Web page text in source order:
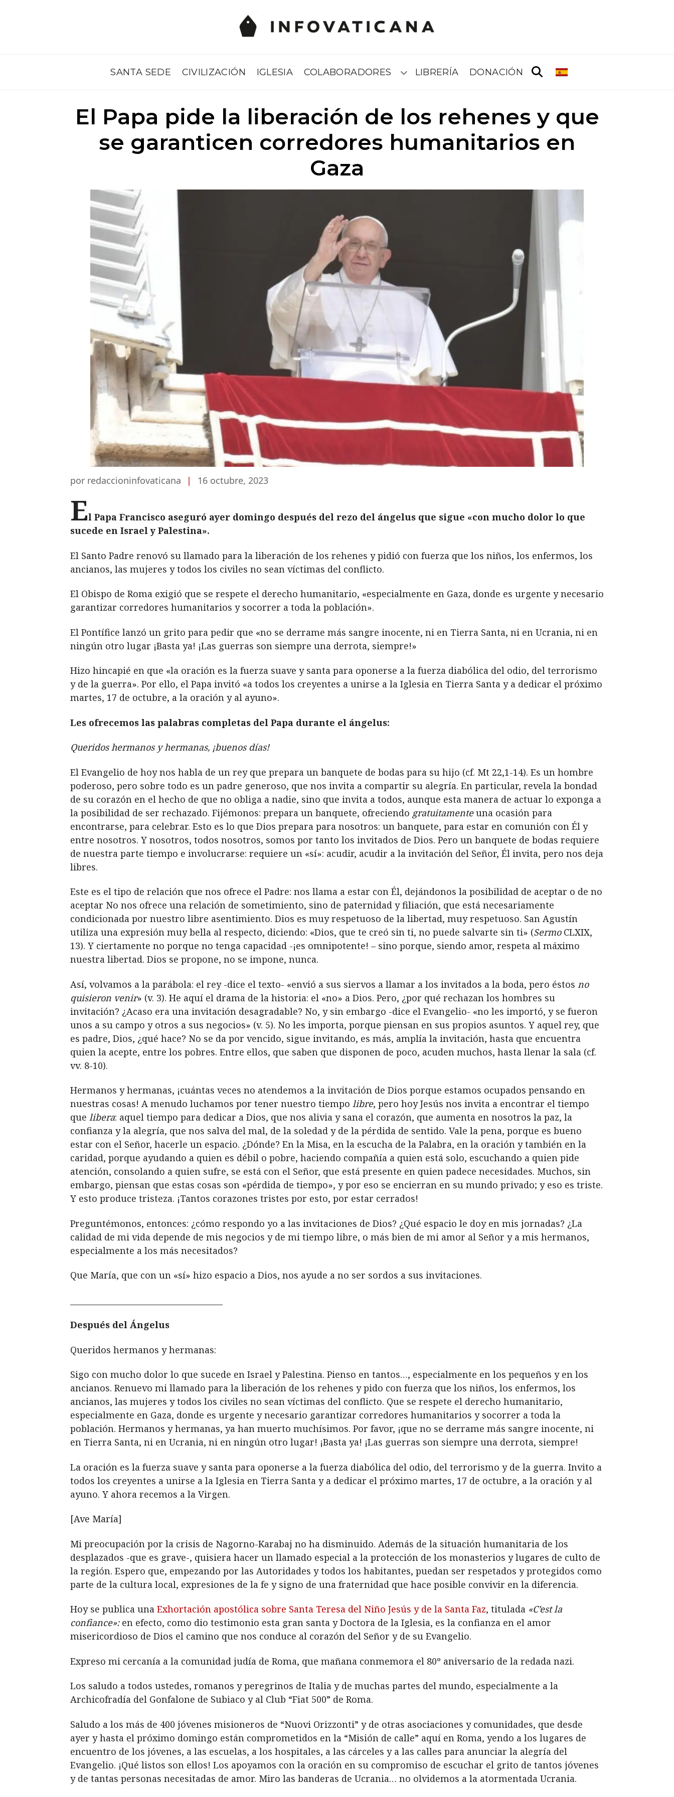
SANTA SEDE CIVILIZACIÓN IGLESIA COLABORADORES Submenú
LIBRERÍA DONACIÓN
El Papa pide la liberación de los rehenes y que
se garanticen corredores humanitarios en
Gaza
por redaccioninfovaticana | 16 octubre, 2023
El Papa Francisco aseguró ayer domingo después del rezo del ángelus que sigue «con mucho dolor lo que
sucede en Israel y Palestina».
El Santo Padre renovó su llamado para la liberación de los rehenes y pidió con fuerza que los niños, los enfermos, los
ancianos, las mujeres y todos los civiles no sean víctimas del conflicto.
El Obispo de Roma exigió que se respete el derecho humanitario, «especialmente en Gaza, donde es urgente y necesario
garantizar corredores humanitarios y socorrer a toda la población».
El Pontífice lanzó un grito para pedir que «no se derrame más sangre inocente, ni en Tierra Santa, ni en Ucrania, ni en
ningún otro lugar ¡Basta ya! ¡Las guerras son siempre una derrota, siempre!»
Hizo hincapié en que «la oración es la fuerza suave y santa para oponerse a la fuerza diabólica del odio, del terrorismo
y de la guerra». Por ello, el Papa invitó «a todos los creyentes a unirse a la Iglesia en Tierra Santa y a dedicar el próximo
martes, 17 de octubre, a la oración y al ayuno».
Les ofrecemos las palabras completas del Papa durante el ángelus:
Queridos hermanos y hermanas, ¡buenos días!
El Evangelio de hoy nos habla de un rey que prepara un banquete de bodas para su hijo (cf. Mt 22,1-14). Es un hombre
poderoso, pero sobre todo es un padre generoso, que nos invita a compartir su alegría. En particular, revela la bondad
de su corazón en el hecho de que no obliga a nadie, sino que invita a todos, aunque esta manera de actuar lo exponga a
la posibilidad de ser rechazado. Fijémonos: prepara un banquete, ofreciendo gratuitamenteuna ocasión para
encontrarse, para celebrar. Esto es lo que Dios prepara para nosotros: un banquete, para estar en comunión con Él y
entre nosotros. Y nosotros, todos nosotros, somos por tanto los invitados de Dios. Pero un banquete de bodas requiere
de nuestra parte tiempo e involucrarse: requiere un «sí»: acudir, acudir a la invitación del Señor, Él invita, pero nos deja
libres.
Este es el tipo de relación que nos ofrece el Padre: nos llama a estar con Él, dejándonos la posibilidad de aceptar o de no
aceptar No nos ofrece una relación de sometimiento, sino de paternidad y filiación, que está necesariamente
condicionada por nuestro libre asentimiento. Dios es muy respetuoso de la libertad, muy respetuoso. San Agustín
utiliza una expresión muy bella al respecto, diciendo: «Dios, que te creó sin ti, no puede salvarte sin ti» (SermoCLXIX,
13). Y ciertamente no porque no tenga capacidad -¡es omnipotente! – sino porque, siendo amor, respeta al máximo
nuestra libertad. Dios se propone, no se impone, nunca.
Así, volvamos a la parábola: el rey -dice el texto- «envió a sus siervos a llamar a los invitados a la boda, pero éstos no
quisieron venir» (v. 3). He aquí el drama de la historia: el «no» a Dios. Pero, ¿por qué rechazan los hombres su
invitación? ¿Acaso era una invitación desagradable? No, y sin embargo -dice el Evangelio- «no les importó, y se fueron
unos a su campo y otros a sus negocios» (v. 5). No les importa, porque piensan en sus propios asuntos. Y aquel rey, que
es padre, Dios, ¿qué hace? No se da por vencido, sigue invitando, es más, amplía la invitación, hasta que encuentra
quien la acepte, entre los pobres. Entre ellos, que saben que disponen de poco, acuden muchos, hasta llenar la sala (cf.
vv. 8-10).
Hermanos y hermanas, ¡cuántas veces no atendemos a la invitación de Dios porque estamos ocupados pensando en
nuestras cosas! A menudo luchamos por tener nuestro tiempo libre, pero hoy Jesús nos invita a encontrar el tiempo
que libera: aquel tiempo para dedicar a Dios, que nos alivia y sana el corazón, que aumenta en nosotros la paz, la
confianza y la alegría, que nos salva del mal, de la soledad y de la pérdida de sentido. Vale la pena, porque es bueno
estar con el Señor, hacerle un espacio. ¿Dónde? En la Misa, en la escucha de la Palabra, en la oración y también en la
caridad, porque ayudando a quien es débil o pobre, haciendo compañía a quien está solo, escuchando a quien pide
atención, consolando a quien sufre, se está con el Señor, que está presente en quien padece necesidades. Muchos, sin
embargo, piensan que estas cosas son «pérdida de tiempo», y por eso se encierran en su mundo privado; y eso es triste.
Y esto produce tristeza. ¡Tantos corazones tristes por esto, por estar cerrados!
Preguntémonos, entonces: ¿cómo respondo yo a las invitaciones de Dios? ¿Qué espacio le doy en mis jornadas? ¿La
calidad de mi vida depende de mis negocios y de mi tiempo libre, o más bien de mi amor al Señor y a mis hermanos,
especialmente a los más necesitados?
Que María, que con un «sí» hizo espacio a Dios, nos ayude a no ser sordos a sus invitaciones.
Después del Ángelus
Queridos hermanos y hermanas:
Sigo con mucho dolor lo que sucede en Israel y Palestina. Pienso en tantos…, especialmente en los pequeños y en los
ancianos. Renuevo mi llamado para la liberación de los rehenes y pido con fuerza que los niños, los enfermos, los
ancianos, las mujeres y todos los civiles no sean víctimas del conflicto. Que se respete el derecho humanitario,
especialmente en Gaza, donde es urgente y necesario garantizar corredores humanitarios y socorrer a toda la
población. Hermanos y hermanas, ya han muerto muchísimos. Por favor, ¡que no se derrame más sangre inocente, ni
en Tierra Santa, ni en Ucrania, ni en ningún otro lugar! ¡Basta ya! ¡Las guerras son siempre una derrota, siempre!
La oración es la fuerza suave y santa para oponerse a la fuerza diabólica del odio, del terrorismo y de la guerra. Invito a
todos los creyentes a unirse a la Iglesia en Tierra Santa y a dedicar el próximo martes, 17 de octubre, a la oración y al
ayuno. Y ahora recemos a la Virgen.
[Ave María]
Mi preocupación por la crisis de Nagorno-Karabaj no ha disminuido. Además de la situación humanitaria de los
desplazados -que es grave-, quisiera hacer un llamado especial a la protección de los monasterios y lugares de culto de
la región. Espero que, empezando por las Autoridades y todos los habitantes, puedan ser respetados y protegidos como
parte de la cultura local, expresiones de la fe y signo de una fraternidad que hace posible convivir en la diferencia.
Hoy se publica una Exhortación apostólica sobre Santa Teresa del Niño Jesús y de la Santa Faz, titulada «C’est la
confiance»:en efecto, como dio testimonio esta gran santa y Doctora de la Iglesia, es la confianza en el amor
misericordioso de Dios el camino que nos conduce al corazón del Señor y de su Evangelio.
Expreso mi cercanía a la comunidad judía de Roma, que mañana conmemora el 80º aniversario de la redada nazi.
Los saludo a todos ustedes, romanos y peregrinos de Italia y de muchas partes del mundo, especialmente a la
Archicofradía del Gonfalone de Subiaco y al Club “Fiat 500” de Roma.
Saludo a los más de 400 jóvenes misioneros de “Nuovi Orizzonti” y de otras asociaciones y comunidades, que desde
ayer y hasta el próximo domingo están comprometidos en la “Misión de calle” aquí en Roma, yendo a los lugares de
encuentro de los jóvenes, a las escuelas, a los hospitales, a las cárceles y a las calles para anunciar la alegría del
Evangelio. ¡Qué listos son ellos! Los apoyamos con la oración en su compromiso de escuchar el grito de tantos jóvenes
y de tantas personas necesitadas de amor. Miro las banderas de Ucrania… no olvidemos a la atormentada Ucrania.